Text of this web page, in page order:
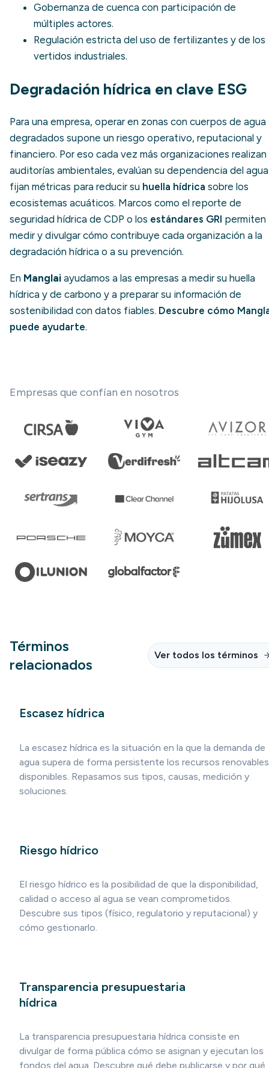
Gobernanza de cuenca con participación de
múltiples actores.
Regulación estricta del uso de fertilizantes y de los
vertidos industriales.
Degradación hídrica en clave ESG
Para una empresa, operar en zonas con cuerpos de agua
degradados supone un riesgo operativo, reputacional y
financiero. Por eso cada vez más organizaciones realizan
auditorías ambientales, evalúan su dependencia del
fijan métricas para reducir su huella hídrica sobre los
ecosistemas acuáticos. Marcos como el reporte de
seguridad hídrica de CDP o los estándares GRI permiten
medir y divulgar cómo contribuye cada organización a la
degradación hídrica o a su prevención.
En Manglai ayudamos a las empresas a medir su huella
hídrica y de carbono y a preparar su información de
sostenibilidad con datos fiables. Descubre cómo
puede ayudarte.
Empresas que confían en nosotros
Términos
relacionados
Ver todos los términos
Escasez hídrica
La escasez hídrica es la situación en la que la demanda de
agua supera de forma persistente los recursos renovables
disponibles. Repasamos sus tipos, causas, medición y
soluciones.
Riesgo hídrico
El riesgo hídrico es la posibilidad de que la disponibilidad,
calidad o acceso al agua se vean comprometidos.
Descubre sus tipos (físico, regulatorio y reputacional) y
cómo gestionarlo.
Transparencia presupuestaria
hídrica
La transparencia presupuestaria hídrica consiste en
divulgar de forma pública cómo se asignan y ejecutan los
fondos del agua. Descubre qué debe publicarse y por qué